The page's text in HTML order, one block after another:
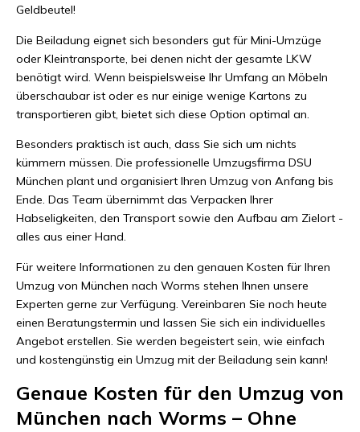
Geldbeutel!
Die Beiladung eignet sich besonders gut für Mini-Umzüge
oder Kleintransporte, bei denen nicht der gesamte LKW
benötigt wird. Wenn beispielsweise Ihr Umfang an Möbeln
überschaubar ist oder es nur einige wenige Kartons zu
transportieren gibt, bietet sich diese Option optimal an.
Besonders praktisch ist auch, dass Sie sich um nichts
kümmern müssen. Die professionelle Umzugsfirma DSU
München plant und organisiert Ihren Umzug von Anfang bis
Ende. Das Team übernimmt das Verpacken Ihrer
Habseligkeiten, den Transport sowie den Aufbau am Zielort -
alles aus einer Hand.
Für weitere Informationen zu den genauen Kosten für Ihren
Umzug von München nach Worms stehen Ihnen unsere
Experten gerne zur Verfügung. Vereinbaren Sie noch heute
einen Beratungstermin und lassen Sie sich ein individuelles
Angebot erstellen. Sie werden begeistert sein, wie einfach
und kostengünstig ein Umzug mit der Beiladung sein kann!
Genaue Kosten für den Umzug von
München nach Worms – Ohne